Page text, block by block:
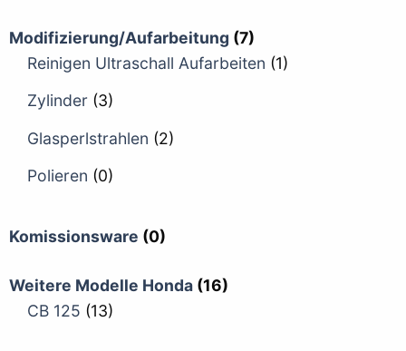
Modifizierung/Aufarbeitung (7)
Reinigen Ultraschall Aufarbeiten (1)
Zylinder (3)
Glasperlstrahlen (2)
Polieren (0)
Komissionsware (0)
Weitere Modelle Honda (16)
CB 125 (13)